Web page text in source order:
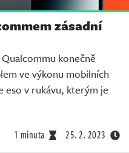
zásadní
konečně
ve výkonu mobilních
eso v rukávu, kterým je
1 minuta 25. 2. 2023